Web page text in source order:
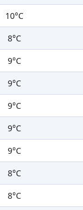
10°C
8°C
9°C
9°C
9°C
9°C
9°C
8°C
8°C